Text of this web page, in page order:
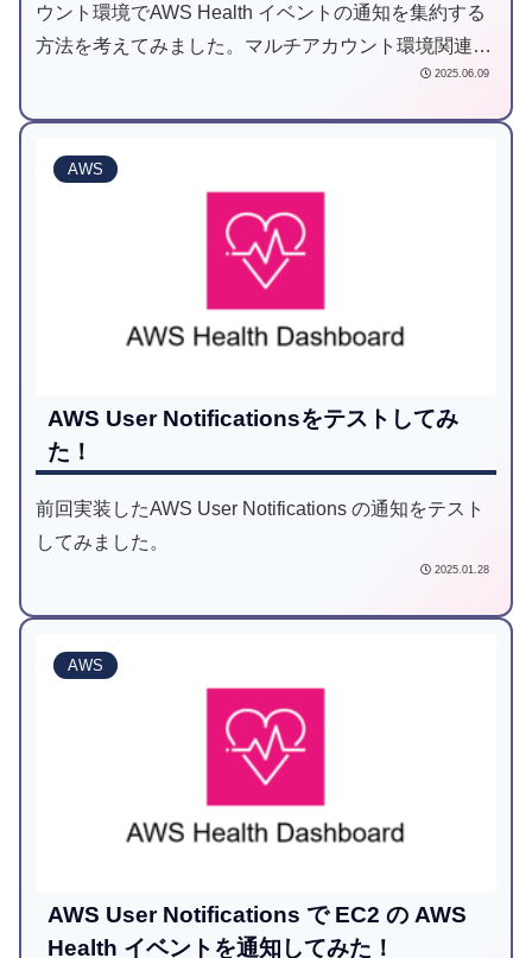
ウント環境でAWS Health イベントの通知を集約する
方法を考えてみました。マルチアカウント環境関連の
設定はAWS Organizationsを使えることが前提のもの
避けたいという方は少なからずいると思います。その
ような方の参考になったら良いな、と思います。
2025.06.09
AWS
AWS User Notificationsをテストしてみ
た！
前回実装したAWS User Notifications の通知をテスト
してみました。
2025.01.28
AWS
AWS User Notifications で EC2 の AWS
Health イベントを通知してみた！